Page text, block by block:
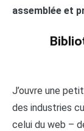
assemblée et
J’ouvre une
des industries
celui du web –